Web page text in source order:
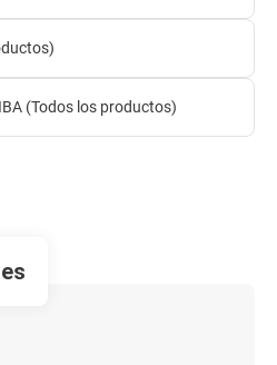
(Todos los productos)